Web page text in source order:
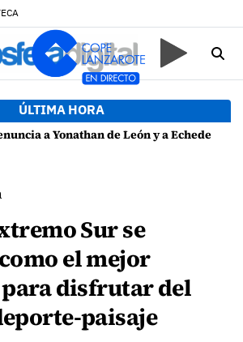
ÚLTIMA HORA
de León y a Echedey Eugenio por presuntas anomalías en contratos festivos
Sur se
el mejor
disfrutar del
paisaje